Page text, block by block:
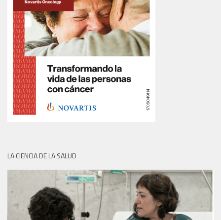
LA CIENCIA DE LA SALUD